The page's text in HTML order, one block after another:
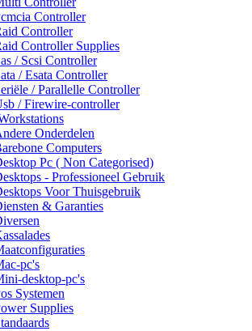
Controller
Controller
Controller Supplies
/ Scsi Controller
/ Esata Controller
/ Parallelle Controller
/ Firewire-controller
Onderdelen
Computers
Pc ( Non Categorised)
- Professioneel Gebruik
Voor Thuisgebruik
& Garanties
pc's
desktop-pc's
Systemen
Supplies